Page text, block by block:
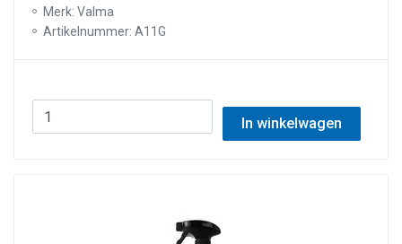
Merk: Valma
Artikelnummer: A11G
In winkelwagen